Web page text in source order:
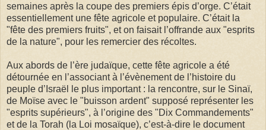
semaines après la coupe des premiers épis d’orge. C’était
essentiellement une fête agricole et populaire. C’était la
"fête des premiers fruits", et on faisait l’offrande aux "esprits
de la nature", pour les remercier des récoltes.
Aux abords de l’ère judaïque, cette fête agricole a été
détournée en l’associant à l’évènement de l’histoire du
peuple d’Israël le plus important : la rencontre, sur le Sinaï,
de Moïse avec le "buisson ardent" supposé représenter les
"esprits supérieurs", à l’origine des "Dix Commandements"
et de la Torah (la Loi mosaïque), c’est-à-dire le document